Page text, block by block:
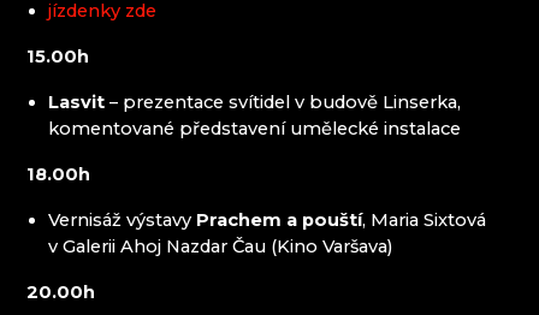
jízdenky zde
15.00h
Lasvit – prezentace svítidel v budově Linserka,
komentované představení umělecké instalace
18.00h
Vernisáž výstavy Prachem a pouští, Maria Sixtová
v Galerii Ahoj Nazdar Čau (Kino Varšava)
20.00h